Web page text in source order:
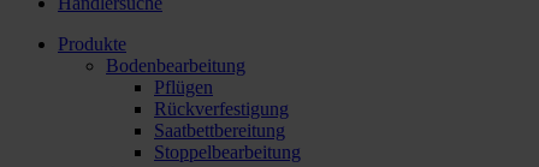
Produkte
Bodenbearbeitung
Pflügen
Rückverfestigung
Saatbettbereitung
Stoppelbearbeitung